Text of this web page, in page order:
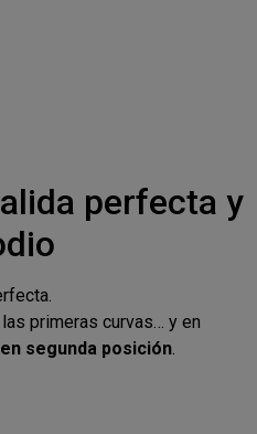
perfecta y
primeras curvas… y en
en segunda posición.